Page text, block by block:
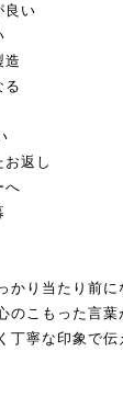
良い
造
る
返し
へ
かり当たり前に
のこもった言葉
丁寧な印象で伝